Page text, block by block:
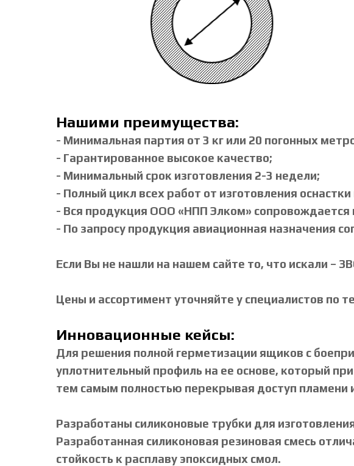
- Минимальная партия от 3 кг или 20 погонных
- Гарантированное высокое качество;
- Минимальный срок изготовления 2-3 недели;
- Полный цикл всех работ от изготовления
- Вся продукция ООО «НПП Элком» сопровождается
- По запросу продукция авиационная назначения
Если Вы не нашли на нашем сайте то, что искали –
Цены и ассортимент уточняйте у специалистов по
Нашими преимущества:
Для решения полной герметизации ящиков с
уплотнительный профиль на ее основе, который
тем самым полностью перекрывая доступ пламени
Разработаны силиконовые трубки для
Разработанная силиконовая резиновая смесь
стойкость к расплаву эпоксидных смол.
Инновационные кейсы: